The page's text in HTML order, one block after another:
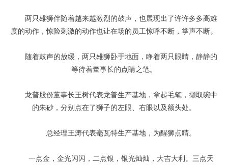
两只雄狮伴随着越来越激烈的鼓声，也展现出了许许多多高难
度的动作，惊险刺激的动作也让在场的员工惊呼不断，掌声不断。
随着鼓声的放缓，两只雄狮卧于地面，睁着两只眼睛，静静的
等待着董事长的点睛之笔。
龙普股份董事长王树代表龙普生产基地，拿起毛笔，撷取碗中
的朱砂，分别点在了狮子的左眼、右眼以及额头处。
总经理王涛代表毫瓦特生产基地，为醒狮点睛。
一点金，金光闪闪，二点银，银光灿灿，大吉大利。三点天